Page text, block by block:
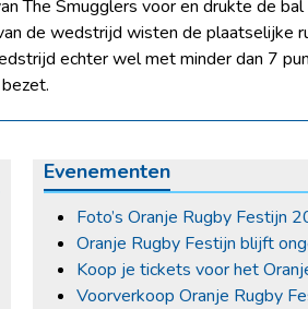
The Smugglers voor en drukte de
de wedstrijd wisten de
echter wel met minder dan 7
Evenementen
Foto’s Oranje Rugby Festijn
Oranje Rugby Festijn blijft
Koop je tickets voor het
Voorverkoop Oranje Rugby